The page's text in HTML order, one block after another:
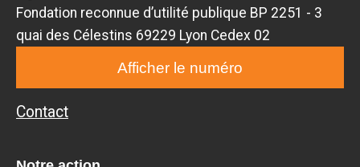
Fondation reconnue d’utilité publique BP 2251 - 3
quai des Célestins 69229 Lyon Cedex 02
Afficher le numéro
Contact